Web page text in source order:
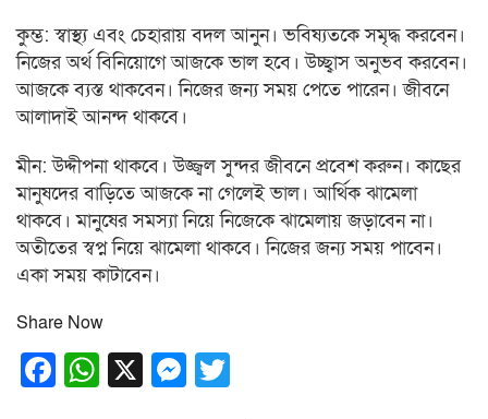
কুম্ভ: স্বাস্থ্য এবং চেহারায় বদল আনুন। ভবিষ্যতকে সমৃদ্ধ করবেন।
নিজের অর্থ বিনিয়োগে আজকে ভাল হবে। উচ্ছ্বাস অনুভব করবেন।
আজকে ব্যস্ত থাকবেন। নিজের জন্য সময় পেতে পারেন। জীবনে
আলাদাই আনন্দ থাকবে।
মীন: উদ্দীপনা থাকবে। উজ্জ্বল সুন্দর জীবনে প্রবেশ করুন। কাছের
মানুষদের বাড়িতে আজকে না গেলেই ভাল। আর্থিক ঝামেলা
থাকবে। মানুষের সমস্যা নিয়ে নিজেকে ঝামেলায় জড়াবেন না।
অতীতের স্বপ্ন নিয়ে ঝামেলা থাকবে। নিজের জন্য সময় পাবেন।
একা সময় কাটাবেন।
Share Now
Facebook
WhatsApp
X Messenger